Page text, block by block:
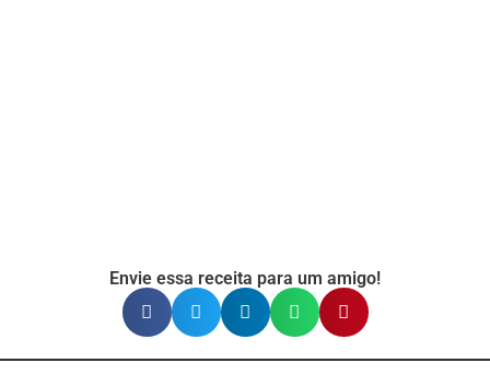
Envie essa receita para um amigo!